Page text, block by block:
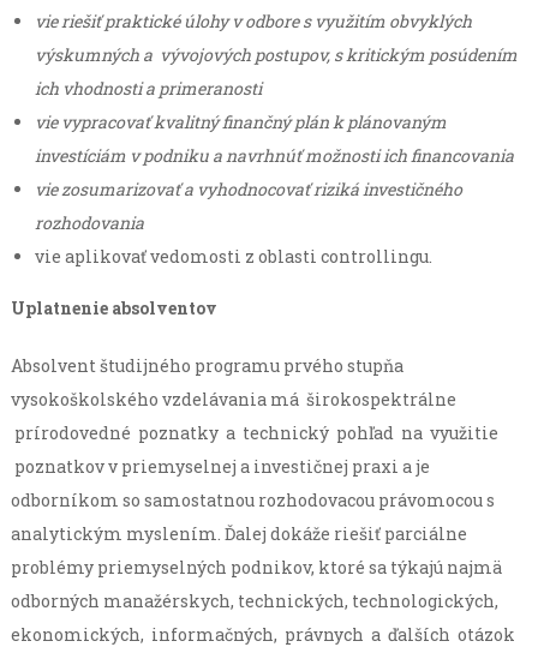
vie riešiť praktické úlohy v odbore s využitím obvyklých
výskumných a vývojových postupov, s kritickým posúdením
ich vhodnosti a primeranosti
vie vypracovať kvalitný finančný plán k plánovaným
investíciám v podniku a navrhnúť možnosti ich financovania
vie zosumarizovať a vyhodnocovať riziká investičného
rozhodovania
vie aplikovať vedomosti z oblasti controllingu.
Uplatnenie absolventov
Absolvent študijného programu prvého stupňa
vysokoškolského vzdelávania má širokospektrálne
prírodovedné poznatky a technický pohľad na využitie
poznatkov v priemyselnej a investičnej praxi a je
odborníkom so samostatnou rozhodovacou právomocou s
analytickým myslením. Ďalej dokáže riešiť parciálne
problémy priemyselných podnikov, ktoré sa týkajú najmä
odborných manažérskych, technických, technologických,
ekonomických, informačných, právnych a ďalších otázok